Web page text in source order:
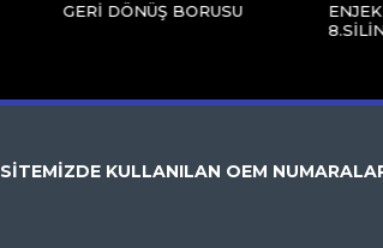
GERİ DÖNÜŞ BORUSU
SİTEMİZDE KULLANILAN OEM